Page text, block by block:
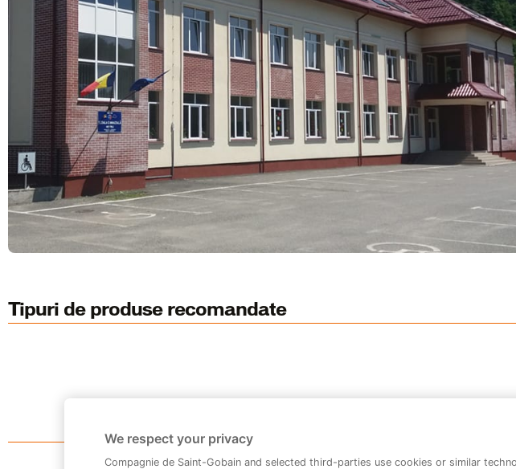
Tipuri de produse recomandate
We respect your privacy
Compagnie de Saint-Gobain and selected third-parties use cookies or similar